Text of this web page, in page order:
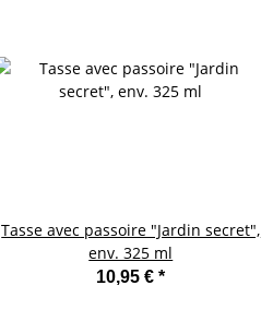
Tasse avec passoire "Jardin secret",
env. 325 ml
10,95 €*